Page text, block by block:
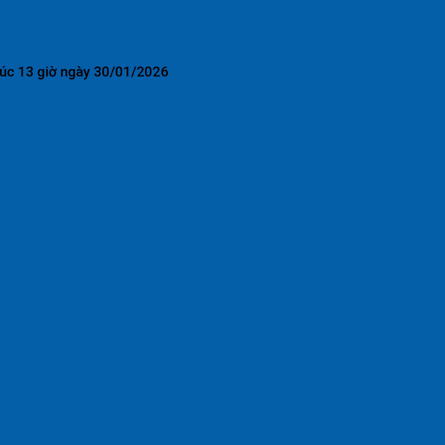
13 giờ ngày 30/01/2026